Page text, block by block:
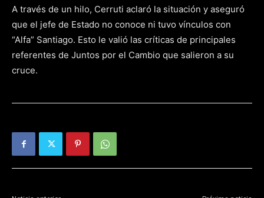
A través de un hilo, Cerruti aclaró la situación y aseguró
que el jefe de Estado no conoce ni tuvo vínculos con
“Alfa” Santiago. Esto le valió las críticas de principales
referentes de Juntos por el Cambio que salieron a su
cruce.